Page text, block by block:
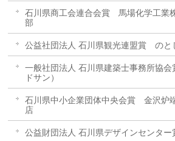
石川県商工会連合会賞 馬場化学工業
部
公益社団法人 石川県観光連盟賞 のと
一般社団法人 石川県建築士事務所協
ドサン）
石川県中小企業団体中央会賞 金沢炉
店
公益財団法人 石川県デザインセンタ